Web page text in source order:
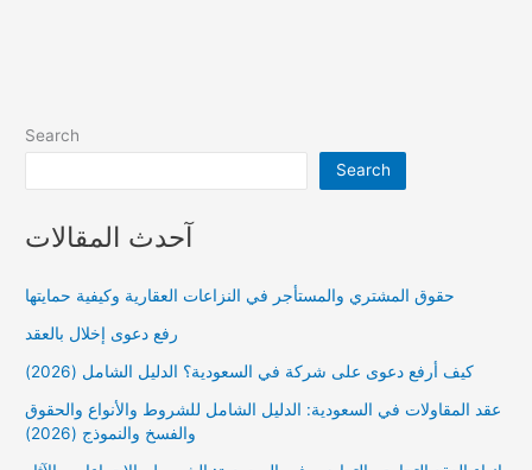
Search
Search
آحدث المقالات
حقوق المشتري والمستأجر في النزاعات العقارية وكيفية حمايتها
رفع دعوى إخلال بالعقد
كيف أرفع دعوى على شركة في السعودية؟ الدليل الشامل (2026)
عقد المقاولات في السعودية: الدليل الشامل للشروط والأنواع والحقوق
والفسخ والنموذج (2026)